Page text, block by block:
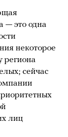
— это одна
некоторое
региона
сейчас
лиц